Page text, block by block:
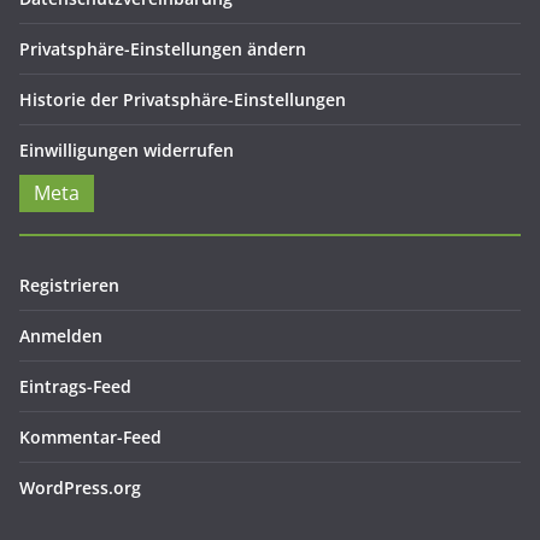
Privatsphäre-Einstellungen ändern
Historie der Privatsphäre-Einstellungen
Einwilligungen widerrufen
Meta
Registrieren
Anmelden
Eintrags-Feed
Kommentar-Feed
WordPress.org